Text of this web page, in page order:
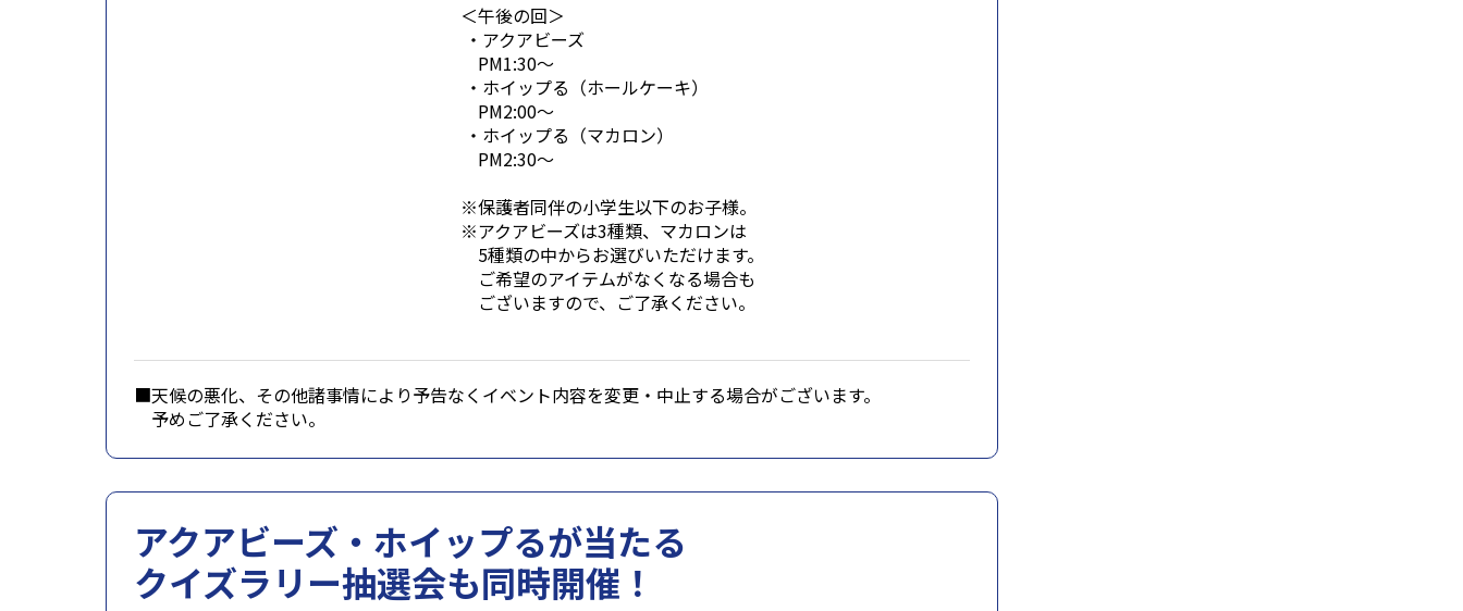
＜午後の回＞
・アクアビーズ
PM1:30～
・ホイップる （ホールケーキ）
PM2:00～
・ホイップる （マカロン）
PM2:30～
※保護者同伴の小学生以下のお子様。
※アクアビーズは3種類、マカロンは
5種類の中からお選びいただけます。
ご希望のアイテムがなくなる場合も
ございますので、ご了承ください。
■天候の悪化、その他諸事情により予告なくイベント内容を変更・中止する場合がございます。
予めご了承ください。
アクアビーズ・ホイップるが当たる
クイズラリー抽選会も同時開催！